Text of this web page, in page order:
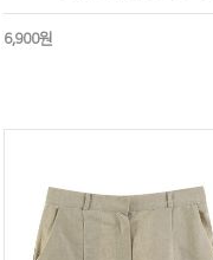
6,900원